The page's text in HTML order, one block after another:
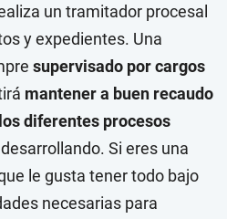
un tramitador procesal
y expedientes. Una
supervisado por cargos
mantener a buen recaudo
diferentes procesos
Si eres una
le gusta tener todo bajo
necesarias para